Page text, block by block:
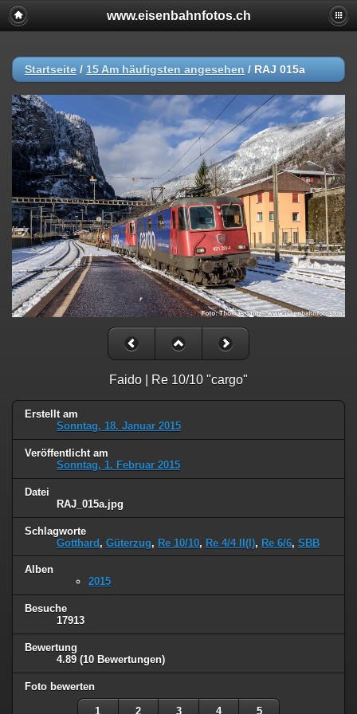
www.eisenbahnfotos.ch
Startseite / 15 Am häufigsten angesehen / RAJ 015a
Faido | Re 10/10 "cargo"
Erstellt am
Sonntag, 18. Januar 2015
Veröffentlicht am
Sonntag, 1. Februar 2015
Datei
RAJ_015a.jpg
Schlagworte
Gotthard, Güterzug, Re 10/10, Re 4/4 II(I), Re 6/6, SBB
Alben
2015
Besuche
17913
Bewertung
4.89 (10 Bewertungen)
Foto bewerten
1 2 3 4 5